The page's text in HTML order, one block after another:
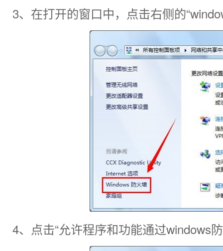
3、在打开的窗口中，点击右侧的
4、点击“允许程序和功能通过windows